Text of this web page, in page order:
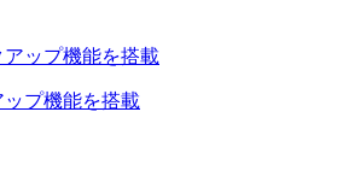
ップ機能を搭載